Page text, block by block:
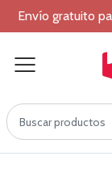
Envío gratuito